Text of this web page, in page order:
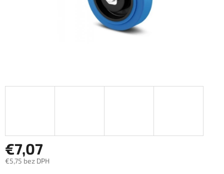
€7,07
€5,75 bez DPH